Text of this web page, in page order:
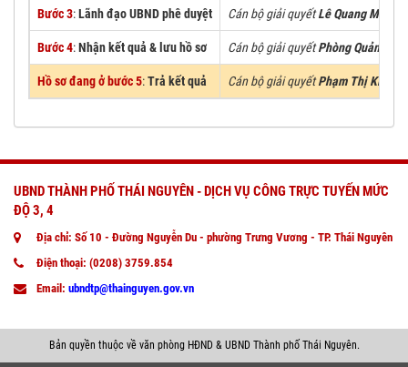
Bước 3:Lãnh đạo UBND phê duyệt Cán bộ giải quyếtLê Quang Minh
Bước 4:Nhận kết quả & lưu hồ sơ Cán bộ giải quyếtPhòng Quản Lý
Hồ sơ đang ở bước 5:Trả kết quả Cán bộ giải quyếtPhạm Thị Kiều
UBND THÀNH PHỐ THÁI NGUYÊN - DỊCH VỤ CÔNG TRỰC TUYẾN MỨC
ĐỘ 3, 4
Địa chỉ: Số 10 - Đường Nguyễn Du - phường Trưng Vương - TP. Thái Nguyên
Điện thoại: (0208) 3759.854
Email: ubndtp@thainguyen.gov.vn
Bản quyền thuộc về văn phòng HĐND & UBND Thành phố Thái Nguyên.